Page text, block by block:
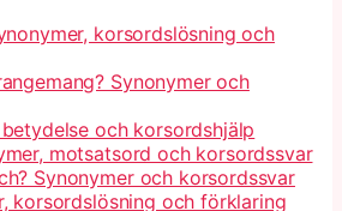
korsordslösning och
Synonymer och
och korsordshjälp
motsatsord och korsordssvar
Synonymer och korsordssvar
korsordslösning och förklaring